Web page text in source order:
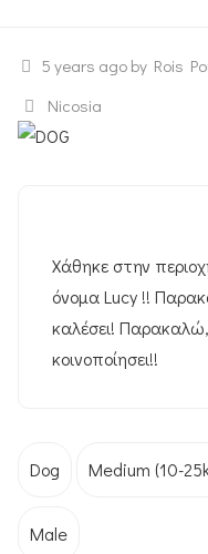
5 years ago by Rois
Nicosia
Χάθηκε στην
όνομα Lucy !!
καλέσει!
κοινοποίησει!!
Dog Medium (10-
Male